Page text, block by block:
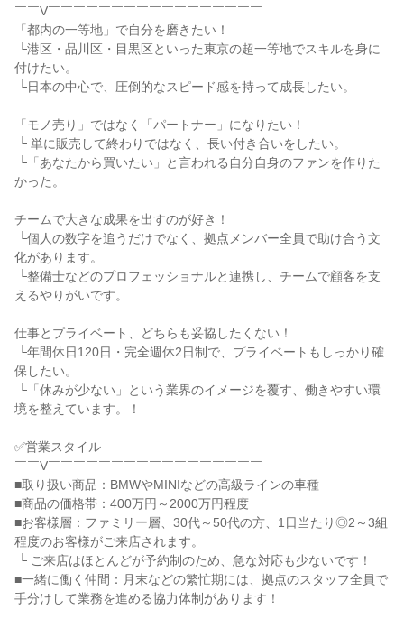
￣￣V￣￣￣￣￣￣￣￣￣￣￣￣￣￣￣￣￣
「都内の一等地」で自分を磨きたい！
付けたい。
「モノ売り」ではなく「パートナー」になりたい！
かった。
チームで大きな成果を出すのが好き！
化があります。
えるやりがいです。
仕事とプライベート、どちらも妥協したくない！
保したい。
境を整えています。！
✅営業スタイル
￣￣V￣￣￣￣￣￣￣￣￣￣￣￣￣￣￣￣￣
■取り扱い商品：BMWやMINIなどの高級ラインの車種
■商品の価格帯：400万円～2000万円程度
■お客様層：ファミリー層、30代～50代の方、1日当たり◎2～3組
程度のお客様がご来店されます。
■一緒に働く仲間：月末などの繁忙期には、拠点のスタッフ全員で
手分けして業務を進める協力体制があります！